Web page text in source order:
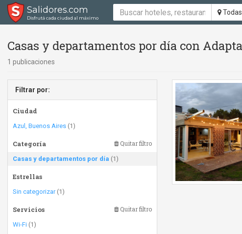
Salidores.com
Disfrutá cada ciudad al máximo
Casas y departamentos por día con
1 publicaciones
Filtrar por:
Ciudad
Azul, Buenos Aires (1)
Categoría Quitar filtro
Casas y departamentos por día (1)
Estrellas
Sin categorizar(1)
Servicios Quitar filtro
Wi-Fi (1)